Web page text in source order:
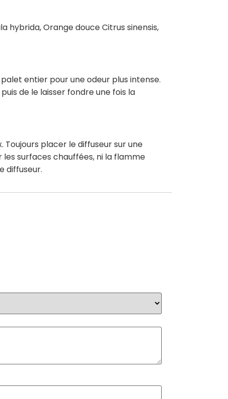
hybrida, Orange douce Citrus sinensis,
entier pour une odeur plus intense.
de le laisser fondre une fois la
Toujours placer le diffuseur sur une
surfaces chauffées, ni la flamme
diffuseur.